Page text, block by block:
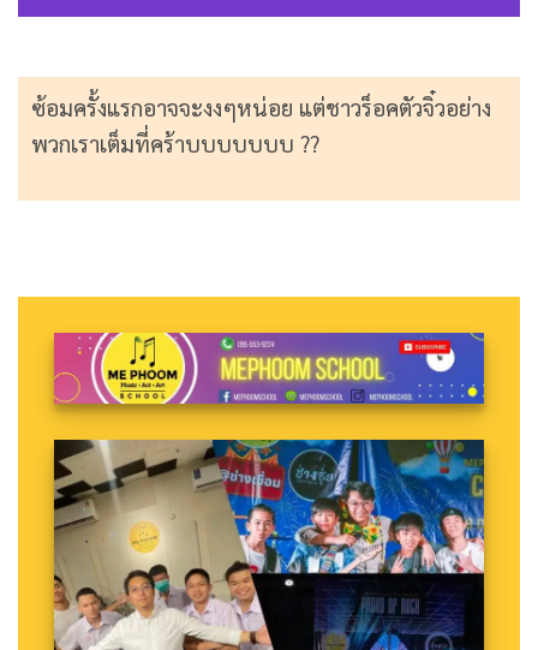
ซ้อมครั้งแรกอาจจะงงๆหน่อย แต่ชาวร็อคตัวจิ๋วอย่าง
พวกเราเต็มที่คร้าบบบบบบบ ??